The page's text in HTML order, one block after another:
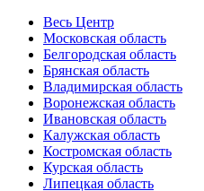
Весь Центр
Московская область
Белгородская область
Брянская область
Владимирская область
Воронежская область
Ивановская область
Калужская область
Костромская область
Курская область
Липецкая область